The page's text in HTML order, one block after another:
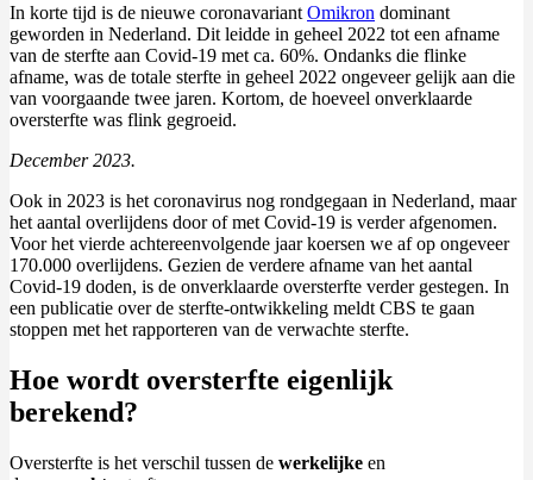
In korte tijd is de nieuwe coronavariant Omikron dominant
geworden in Nederland. Dit leidde in geheel 2022 tot een afname
van de sterfte aan Covid-19 met ca. 60%. Ondanks die flinke
afname, was de totale sterfte in geheel 2022 ongeveer gelijk aan die
van voorgaande twee jaren. Kortom, de hoeveel onverklaarde
oversterfte was flink gegroeid.
December 2023.
Ook in 2023 is het coronavirus nog rondgegaan in Nederland, maar
het aantal overlijdens door of met Covid-19 is verder afgenomen.
Voor het vierde achtereenvolgende jaar koersen we af op ongeveer
170.000 overlijdens. Gezien de verdere afname van het aantal
Covid-19 doden, is de onverklaarde oversterfte verder gestegen. In
een publicatie over de sterfte-ontwikkeling meldt CBS te gaan
stoppen met het rapporteren van de verwachte sterfte.
Hoe wordt oversterfte eigenlijk
berekend?
Oversterfte is het verschil tussen de werkelijke en